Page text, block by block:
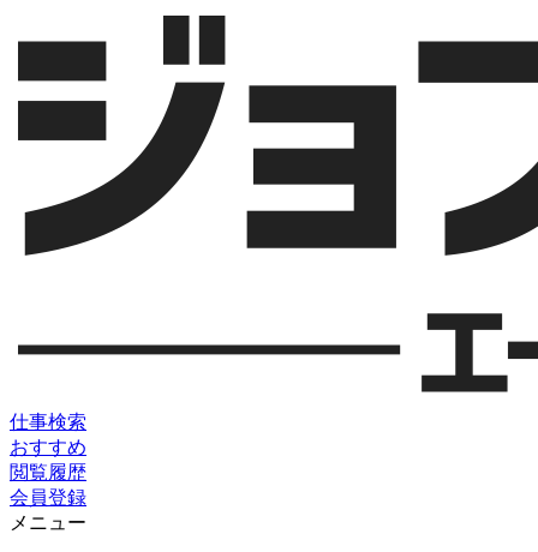
仕事検索
おすすめ
閲覧履歴
会員登録
メニュー